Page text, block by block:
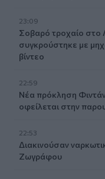
23:09
Σοβαρό τροχαίο στο
συγκρούστηκε με
βίντεο
22:59
Νέα πρόκληση
οφείλεται στην
22:53
Διακινούσαν
Ζωγράφου